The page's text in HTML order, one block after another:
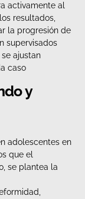
activamente al
resultados,
la progresión de
supervisados
ajustan
caso
y
adolescentes en
que el
se plantea la